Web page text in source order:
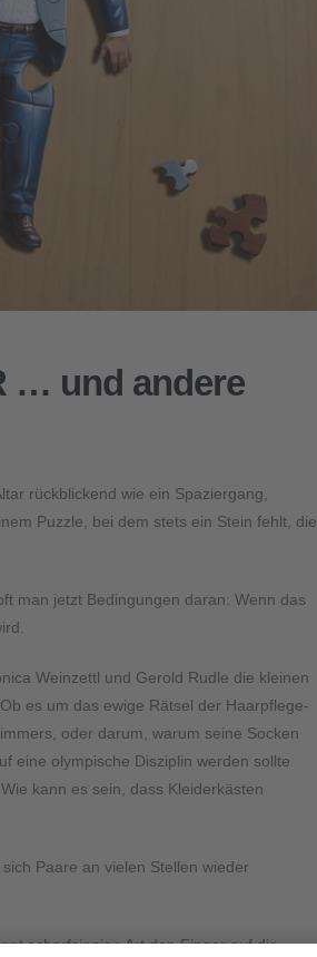
… und andere
rückblickend wie ein Spaziergang,
Puzzle, bei dem stets ein Stein fehlt, die
man jetzt Bedingungen daran: Wenn das
Weinzettl und Gerold Rudle die kleinen
es um das ewige Rätsel der Haarpflege-
oder darum, warum seine Socken
eine olympische Disziplin werden sollte
kann es sein, dass Kleiderkästen
Paare an vielen Stellen wieder
scharfsinnige Art den Finger auf die